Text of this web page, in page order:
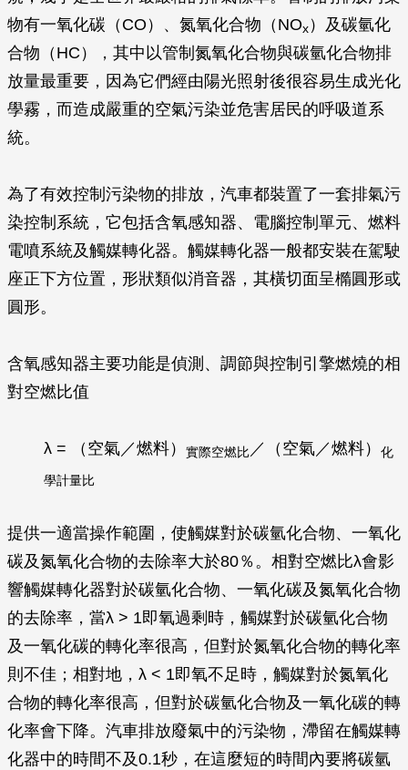
物有一氧化碳（CO）、氮氧化合物（NOx ）及碳氫化
合物（HC），其中以管制氮氧化合物與碳氫化合物排
放量最重要，因為它們經由陽光照射後很容易生成光化
學霧，而造成嚴重的空氣污染並危害居民的呼吸道系
統。
為了有效控制污染物的排放，汽車都裝置了一套排氣污
染控制系統，它包括含氧感知器、電腦控制單元、燃料
電噴系統及觸媒轉化器。觸媒轉化器一般都安裝在駕駛
座正下方位置，形狀類似消音器，其橫切面呈橢圓形或
圓形。
含氧感知器主要功能是偵測、調節與控制引擎燃燒的相
對空燃比值
λ = （空氣／燃料） 實際空燃比 ／（空氣／燃料） 化
學計量比
提供一適當操作範圍，使觸媒對於碳氫化合物、一氧化
碳及氮氧化合物的去除率大於80％。相對空燃比λ會影
響觸媒轉化器對於碳氫化合物、一氧化碳及氮氧化合物
的去除率，當λ > 1即氧過剩時，觸媒對於碳氫化合物
及一氧化碳的轉化率很高，但對於氮氧化合物的轉化率
則不佳；相對地，λ < 1即氧不足時，觸媒對於氮氧化
合物的轉化率很高，但對於碳氫化合物及一氧化碳的轉
化率會下降。汽車排放廢氣中的污染物，滯留在觸媒轉
化器中的時間不及0.1秒，在這麼短的時間內要將碳氫